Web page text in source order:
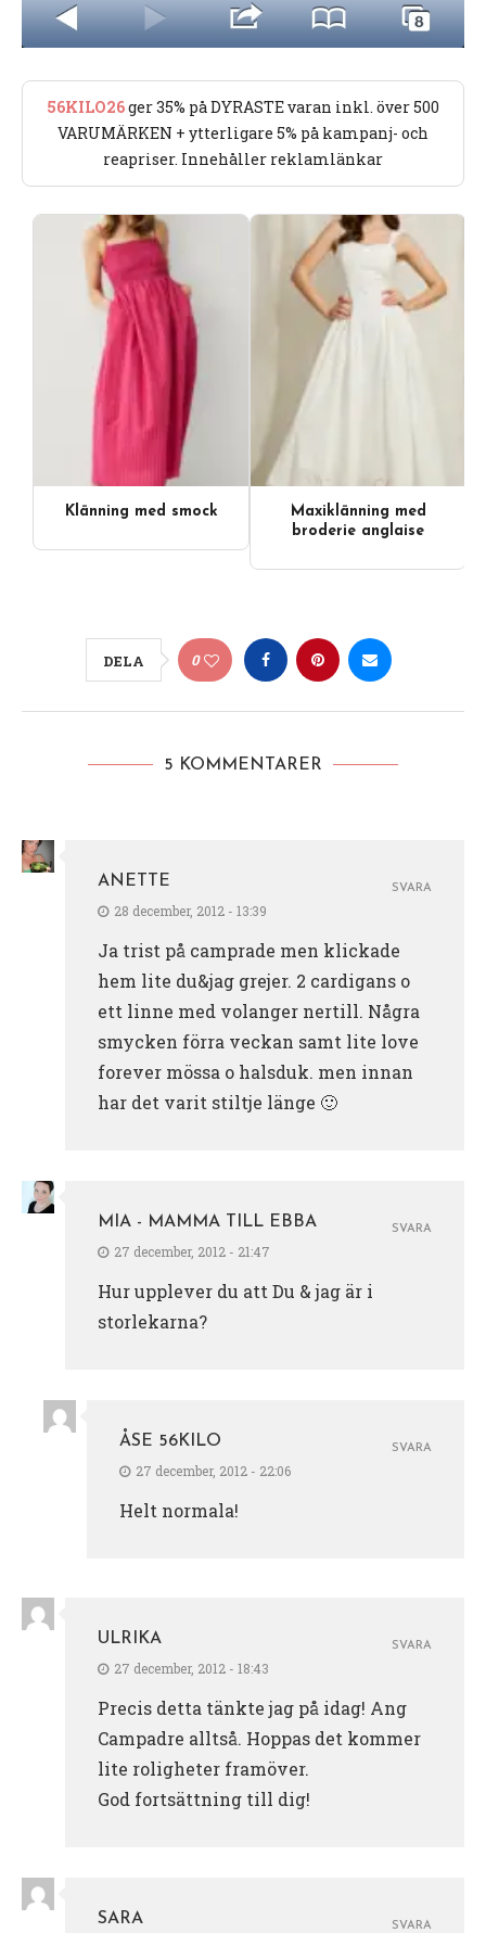
56KILO26ger 35% på DYRASTE varan inkl. över 500
VARUMÄRKEN + ytterligare 5% på kampanj- och
reapriser. Innehåller reklamlänkar
Klänning med smock
Maxiklänning med
broderie anglaise
DELA 0
5 KOMMENTARER
ANETTE
28 december, 2012 - 13:39
Ja trist på camprade men klickade
hem lite du&jag grejer. 2 cardigans o
ett linne med volanger nertill. Några
smycken förra veckan samt lite love
forever mössa o halsduk. men innan
har det varit stiltje länge 🙂
SVARA
MIA - MAMMA TILL EBBA
27 december, 2012 - 21:47
Hur upplever du att Du & jag är i
storlekarna?
SVARA
ÅSE 56KILO
27 december, 2012 - 22:06
Helt normala!
SVARA
ULRIKA
27 december, 2012 - 18:43
Precis detta tänkte jag på idag! Ang
Campadre alltså. Hoppas det kommer
lite roligheter framöver.
God fortsättning till dig!
SVARA
SARA
SVARA